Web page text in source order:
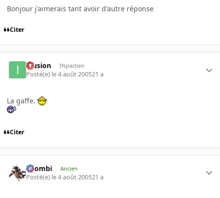
Bonjour j'aimerais tant avoir d'autre réponse
Citer
Illusion INpactien
Posté(e) le 4 août 200521 a
La gaffe.
Citer
XZombi Ancien
Posté(e) le 4 août 200521 a